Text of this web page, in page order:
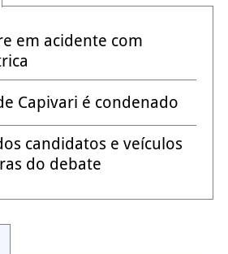
em acidente com
Capivari é condenado
candidatos e veículos
do debate